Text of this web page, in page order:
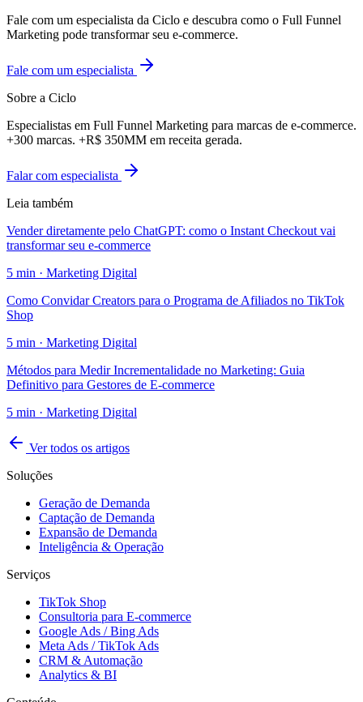
Fale com um especialista da Ciclo e descubra como o Full Funnel
Marketing pode transformar seu e-commerce.
Fale com um especialista
Sobre a Ciclo
Especialistas em Full Funnel Marketing para marcas de e-commerce.
+300 marcas. +R$ 350MM em receita gerada.
Falar com especialista
Leia também
Vender diretamente pelo ChatGPT: como o Instant Checkout vai
transformar seu e-commerce
5 min · Marketing Digital
Como Convidar Creators para o Programa de Afiliados no TikTok
Shop
5 min · Marketing Digital
Métodos para Medir Incrementalidade no Marketing: Guia
Definitivo para Gestores de E-commerce
5 min · Marketing Digital
Ver todos os artigos
Soluções
Geração de Demanda
Captação de Demanda
Expansão de Demanda
Inteligência & Operação
Serviços
TikTok Shop
Consultoria para E-commerce
Google Ads / Bing Ads
Meta Ads / TikTok Ads
CRM & Automação
Analytics & BI